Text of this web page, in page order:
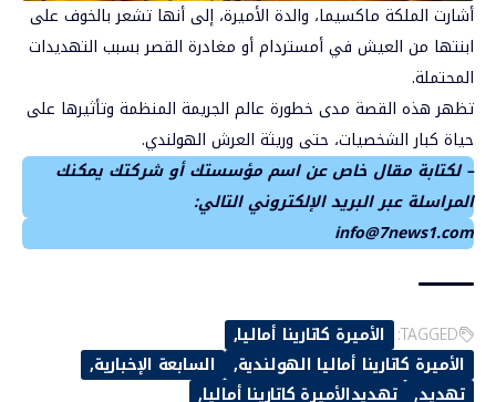
أشارت الملكة ماكسيما، والدة الأميرة، إلى أنها تشعر بالخوف على
ابنتها من العيش في أمستردام أو مغادرة القصر بسبب التهديدات
المحتملة.
تظهر هذه القصة مدى خطورة عالم الجريمة المنظمة وتأثيرها على
حياة كبار الشخصيات، حتى وريثة العرش الهولندي.
– لكتابة مقال خاص عن اسم مؤسستك أو شركتك يمكنك
المراسلة عبر البريد الإلكتروني التالي:
info@7news1.com
TAGGED: الأميرة كاتارينا أماليا
الأميرة كاتارينا أماليا الهولندية
السابعة الإخبارية
تهديد
تهديدالأميرة كاتارينا أماليا